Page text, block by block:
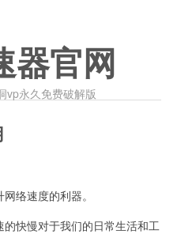
器官网
vp永久免费破解版
络速度的利器。
快慢对于我们的日常生活和工